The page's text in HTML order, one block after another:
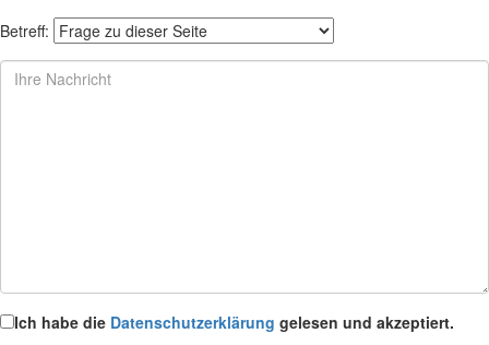
Betreff:
Ich habe die Datenschutzerklärung gelesen und akzeptiert.